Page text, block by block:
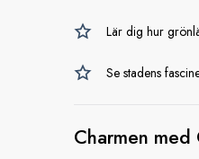
Lär dig hur
Se stadens
Charmen med